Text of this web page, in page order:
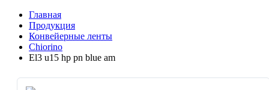
Главная
Продукция
Конвейерные ленты
Chiorino
El3 u15 hp pn blue am